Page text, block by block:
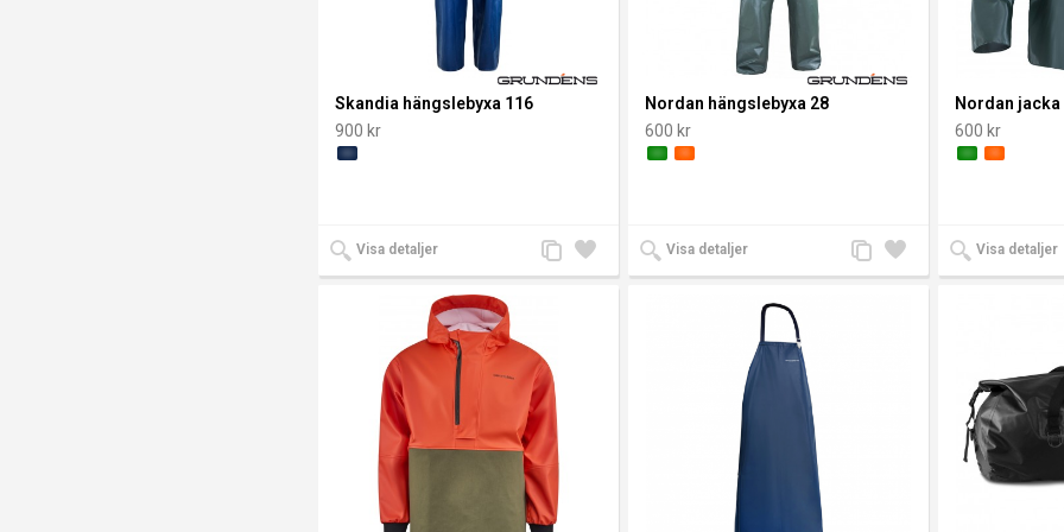
Byggnadsarbetare är utan tvekan tuffare än de flesta. Även om
ett stormväder dundrar in över arbetsplatsen jobbar de vidare,
fast beslutna att hålla deadline. Det är helt enkelt så de är. Och
det är därför byggnadsarbetare måste kunna lita på sina
arbetskläder. Med slitstarka och helt vattentäta material,
kroppsanpassade förstärkningar och yrkesspecifika detaljer
Industri- och service är en bred kategori med yrkeskläder
designade för specifika behov inom olje-, gruv- och
livsmedelsindustrin samt liknande branscher där smuts,
kemikalier, låga temperaturer och/eller våta förhållanden är
vanligt förekommande. Med slitstarka och skyddande material,
kroppsanpassade förstärkningar och yrkesspecifika detaljer
garanterar detta plagg optimalt skydd och rörelsefrihet.
Människor som gillar att jaga, fiska, vandra eller på annat sätt
utforska elementen känner en djup koppling till naturen. Ett
Skandia hängslebyxa 116
900 kr
Visa detaljer
Lägg
till i
Lägg
till
Nordan hängslebyxa 28
600 kr
Visa detaljer
Lägg
till i
Lägg
till
Nordan jacka
600 kr
Visa detaljer